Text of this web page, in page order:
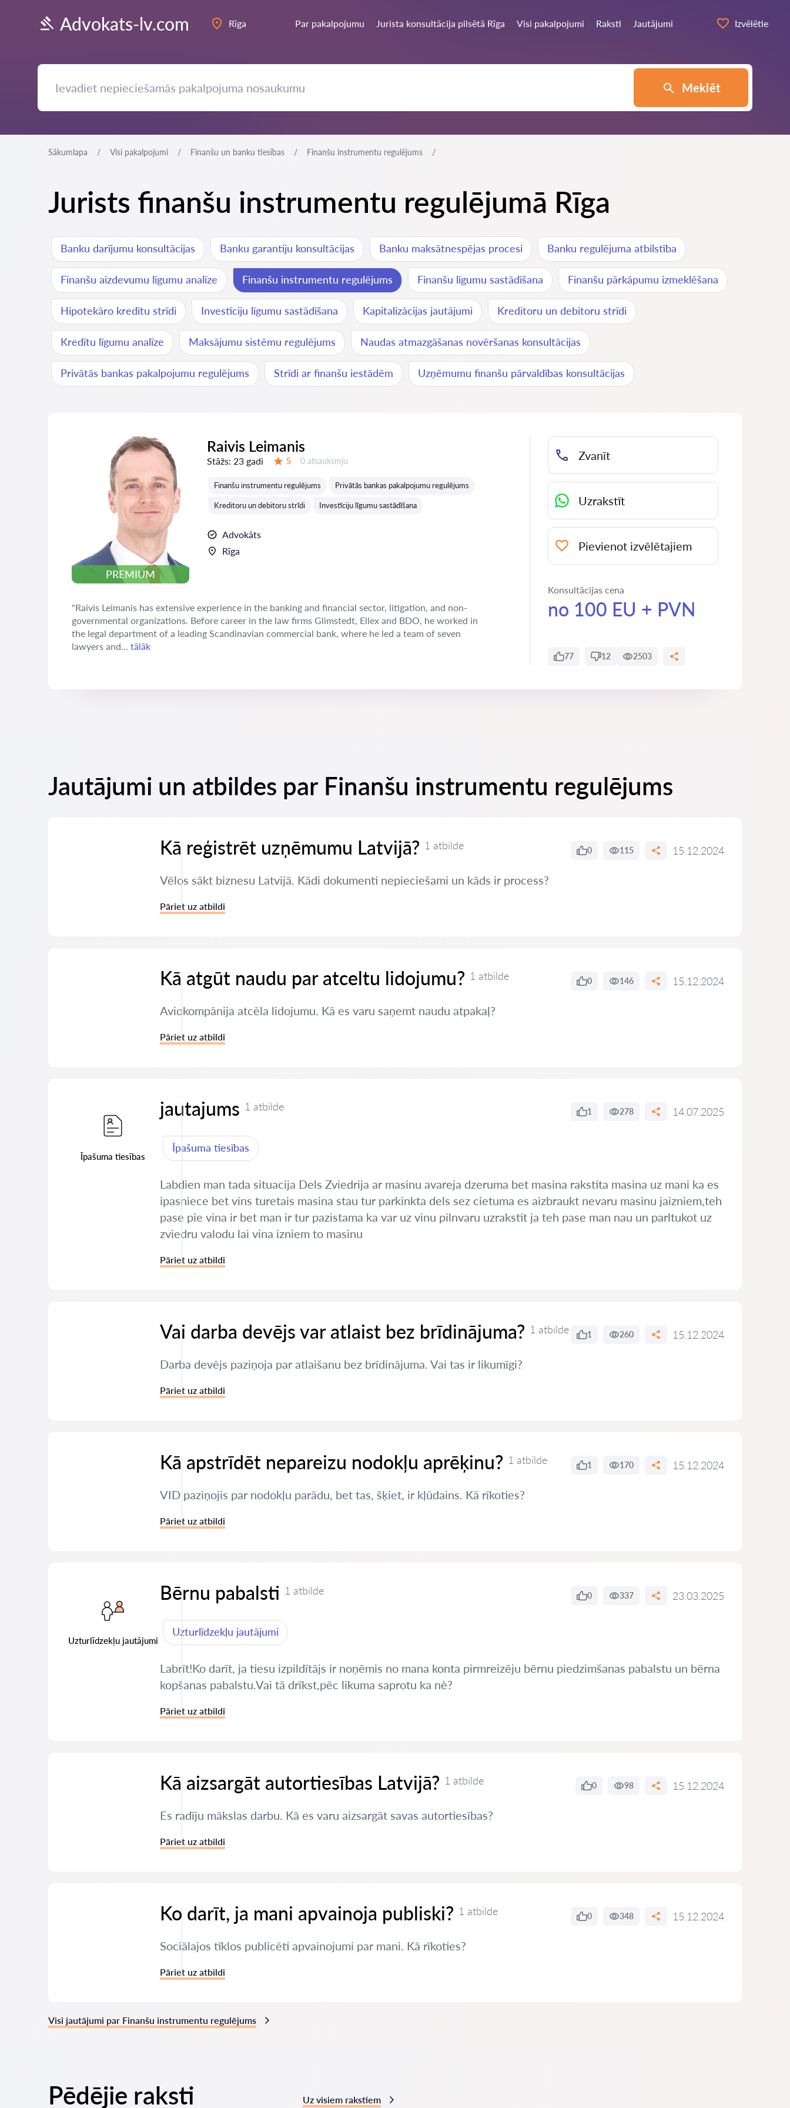
Advokats-lv.com Rīga Par pakalpojumu Jurista konsultācija pilsētā Rīga Visi pakalpojumi Raksti Jautājumi Izvēlētie
Meklēt
Sākumlapa Visi pakalpojumi Finanšu un banku tiesības Finanšu instrumentu regulējums
Jurists finanšu instrumentu regulējumā Rīga
Banku darījumu konsultācijas Banku garantiju konsultācijas Banku maksātnespējas procesi Banku regulējuma atbilstība
Finanšu aizdevumu līgumu analīze Finanšu instrumentu regulējums Finanšu līgumu sastādīšana Finanšu pārkāpumu izmeklēšana
Hipotekāro kredītu strīdi Investīciju līgumu sastādīšana Kapitalizācijas jautājumi Kreditoru un debitoru strīdi
Kredītu līgumu analīze Maksājumu sistēmu regulējums Naudas atmazgāšanas novēršanas konsultācijas
Privātās bankas pakalpojumu regulējums Strīdi ar finanšu iestādēm Uzņēmumu finanšu pārvaldības konsultācijas
PREMIUM
Raivis Leimanis
Stāžs: 23 gadi 5 Atsauksmes:
0 atsauksmju
Finanšu instrumentu regulējums Privātās bankas pakalpojumu regulējums
Kreditoru un debitoru strīdi Investīciju līgumu sastādīšana
Advokāts
Rīga
"Raivis Leimanis has extensive experience in the banking and financial sector, litigation, and non-
governmental organizations. Before career in the law firms Glimstedt, Ellex and BDO, he worked in
the legal department of a leading Scandinavian commercial bank, where he led a team of seven
lawyers and... tālāk
Zvanīt
Uzrakstīt
Pievienot izvēlētajiem
Konsultācijas cena
no 100 EU + PVN
77 12 2503
Jautājumi un atbildes par Finanšu instrumentu regulējums
Kā reģistrēt uzņēmumu Latvijā? 1 atbilde 0 115 15.12.2024
Vēlos sākt biznesu Latvijā. Kādi dokumenti nepieciešami un kāds ir process?
Pāriet uz atbildi
Kā atgūt naudu par atceltu lidojumu? 1 atbilde 0 146 15.12.2024
Aviokompānija atcēla lidojumu. Kā es varu saņemt naudu atpakaļ?
Pāriet uz atbildi
Īpašuma tiesības
jautajums 1 atbilde 1 278 14.07.2025
Īpašuma tiesības
Labdien man tada situacija Dels Zviedrija ar masinu avareja dzeruma bet masina rakstita masina uz mani ka es
ipasniece bet vins turetais masina stau tur parkinkta dels sez cietuma es aizbraukt nevaru masinu jaizniem,teh
pase pie vina ir bet man ir tur pazistama ka var uz vinu pilnvaru uzrakstit ja teh pase man nau un parltukot uz
zviedru valodu lai vina izniem to masinu
Pāriet uz atbildi
Vai darba devējs var atlaist bez brīdinājuma? 1 atbilde 1 260 15.12.2024
Darba devējs paziņoja par atlaišanu bez brīdinājuma. Vai tas ir likumīgi?
Pāriet uz atbildi
Kā apstrīdēt nepareizu nodokļu aprēķinu? 1 atbilde 1 170 15.12.2024
VID paziņojis par nodokļu parādu, bet tas, šķiet, ir kļūdains. Kā rīkoties?
Pāriet uz atbildi
Uzturlīdzekļu jautājumi
Bērnu pabalsti 1 atbilde 0 337 23.03.2025
Uzturlīdzekļu jautājumi
Labrīt!Ko darīt, ja tiesu izpildītājs ir noņēmis no mana konta pirmreizēju bērnu piedzimšanas pabalstu un bērna
kopšanas pabalstu.Vai tā drīkst,pēc likuma saprotu ka nè?
Pāriet uz atbildi
Kā aizsargāt autortiesības Latvijā? 1 atbilde 0 98 15.12.2024
Es radīju mākslas darbu. Kā es varu aizsargāt savas autortiesības?
Pāriet uz atbildi
Ko darīt, ja mani apvainoja publiski? 1 atbilde 0 348 15.12.2024
Sociālajos tīklos publicēti apvainojumi par mani. Kā rīkoties?
Pāriet uz atbildi
Visi jautājumi par Finanšu instrumentu regulējums
Pēdējie raksti Uz visiem rakstiem